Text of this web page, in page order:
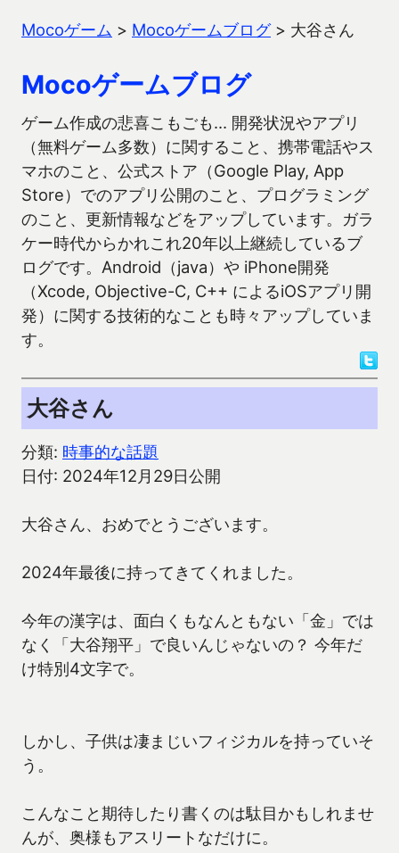
Mocoゲーム > Mocoゲームブログ> 大谷さん
Mocoゲームブログ
ゲーム作成の悲喜こもごも… 開発状況やアプリ
（無料ゲーム多数）に関すること、携帯電話やス
マホのこと、公式ストア（Google Play, App
Store）でのアプリ公開のこと、プログラミング
のこと、更新情報などをアップしています。ガラ
ケー時代からかれこれ20年以上継続しているブ
ログです。Android（java）や iPhone開発
（Xcode, Objective-C, C++ によるiOSアプリ開
発）に関する技術的なことも時々アップしていま
す。
大谷さん
分類: 時事的な話題
日付: 2024年12月29日公開
大谷さん、おめでとうございます。
2024年最後に持ってきてくれました。
今年の漢字は、面白くもなんともない「金」では
なく「大谷翔平」で良いんじゃないの？ 今年だ
け特別4文字で。
しかし、子供は凄まじいフィジカルを持っていそ
う。
こんなこと期待したり書くのは駄目かもしれませ
んが、奥様もアスリートなだけに。